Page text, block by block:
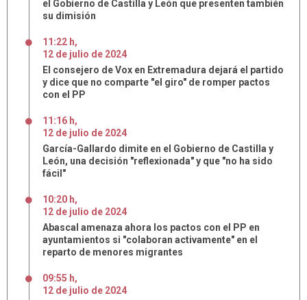
el Gobierno de Castilla y León que presenten también
su dimisión
11:22 h,
12 de julio de 2024
El consejero de Vox en Extremadura dejará el partido
y dice que no comparte "el giro" de romper pactos
con el PP
11:16 h,
12 de julio de 2024
García-Gallardo dimite en el Gobierno de Castilla y
León, una decisión "reflexionada" y que "no ha sido
fácil"
10:20 h,
12 de julio de 2024
Abascal amenaza ahora los pactos con el PP en
ayuntamientos si "colaboran activamente" en el
reparto de menores migrantes
09:55 h,
12 de julio de 2024